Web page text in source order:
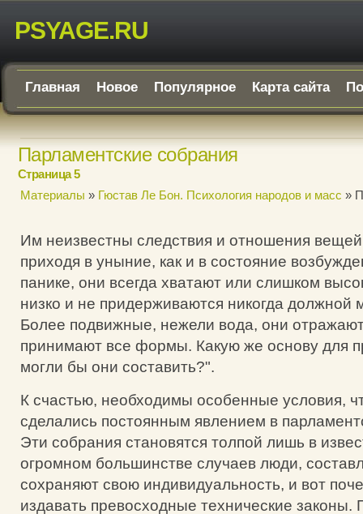
PSYAGE.RU
Главная Новое Популярное Карта сайта
Парламентские собрания
Страница 5
Материалы » Гюстав Ле Бон. Психология народов и масс »
Им неизвестны следствия и отношения
приходя в уныние, как и в состояние
панике, они всегда хватают или слишком
низко и не придерживаются никогда должной
Более подвижные, нежели вода, они
принимают все формы. Какую же основу для
могли бы они составить?".
К счастью, необходимы особенные условия,
сделались постоянным явлением в
Эти собрания становятся толпой лишь в
огромном большинстве случаев люди,
сохраняют свою индивидуальность, и вот
издавать превосходные технические законы.